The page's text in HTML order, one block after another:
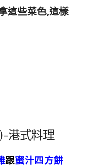
這些菜色,這樣
港式料理
跟蜜汁四方餅